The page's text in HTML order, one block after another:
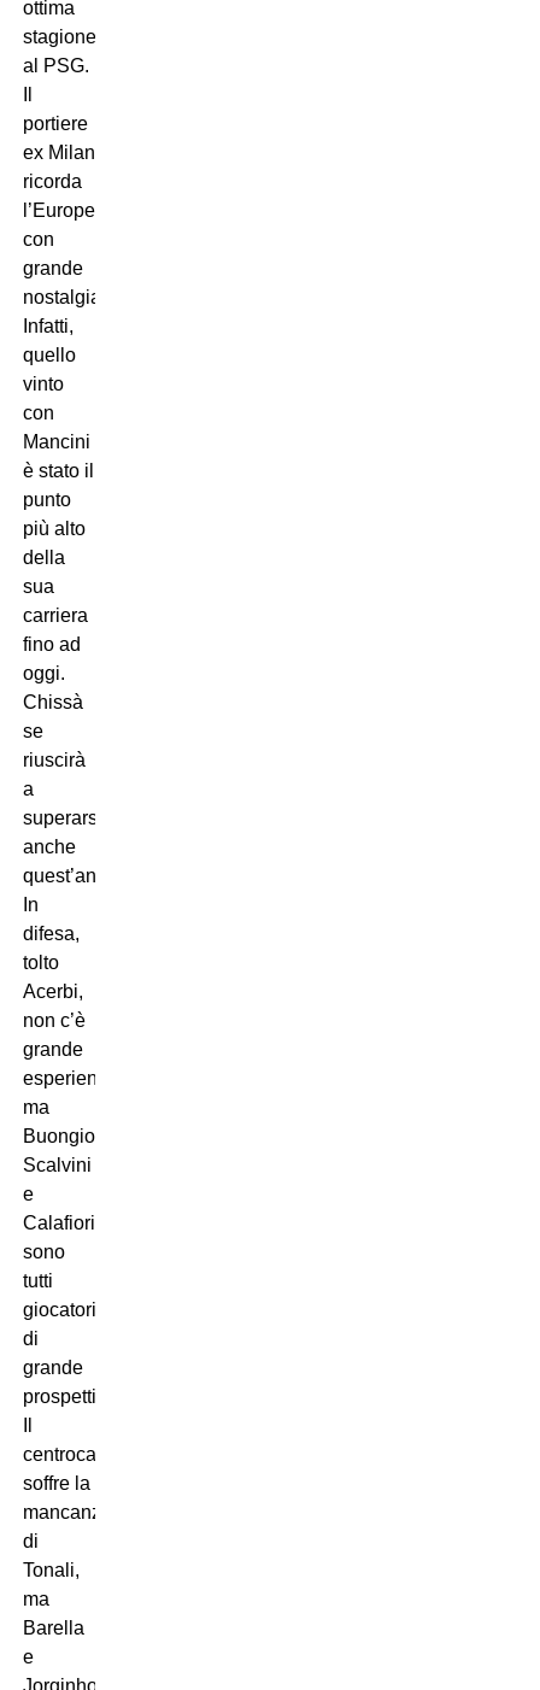
ottima
stagione
al PSG.
portiere
ex Milan
ricorda
l’Europeo
con
grande
nostalgia.
Infatti,
quello
vinto
con
Mancini
è stato il
punto
più alto
della
sua
carriera
fino ad
oggi.
Chissà
se
riuscirà
a
superarsi
anche
quest’anno.
In
difesa,
tolto
Acerbi,
non c’è
grande
esperienza,
ma
Buongiorno,
Scalvini
e
Calafiori
sono
tutti
giocatori
di
grande
prospettiva.
centrocampo
soffre la
mancanza
di
Tonali,
ma
Barella
e
Jorginho